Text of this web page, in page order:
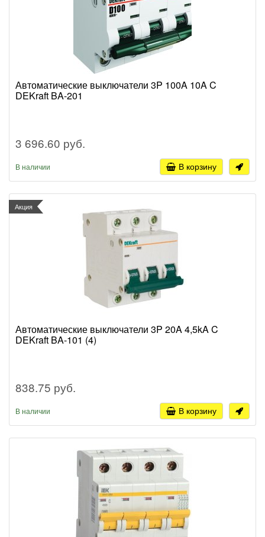
Автоматические выключатели 3P 100A 10A C
DEKraft BA-201
3 696.60 руб.
В наличии В корзину
Акция
Автоматические выключатели 3P 20A 4,5kA C
DEKraft BA-101 (4)
838.75 руб.
В наличии В корзину